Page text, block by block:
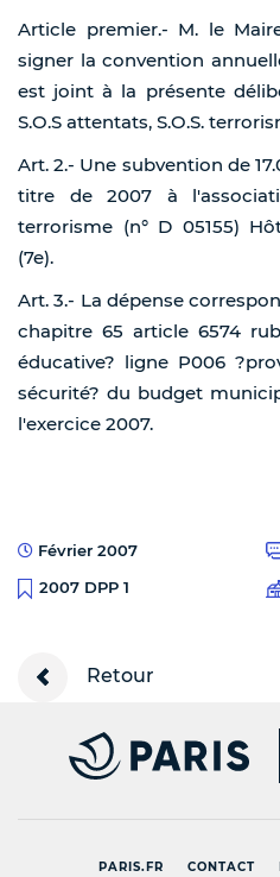
Article premier.- M. le
signer la convention
est joint à la présente
S.O.S attentats, S.O.S.
Art. 2.- Une subvention de
titre de 2007 à
terrorisme (n° D 05155)
(7e).
Art. 3.- La dépense
chapitre 65 article 6574
éducative? ligne P006
sécurité? du budget
l'exercice 2007.
Février 2007
2007 DPP 1
Retour
PARIS.FR CONTACT